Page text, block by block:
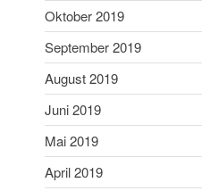
Oktober 2019
September 2019
August 2019
Juni 2019
Mai 2019
April 2019